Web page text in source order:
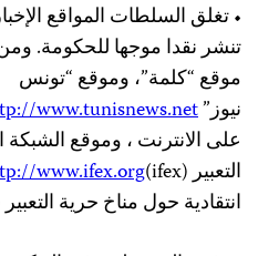
• تغلق السلطات المواقع
تنشر نقدا موجها للحكومة.
موقع “كلمة”، وموقع “تونس
نيوز”www.tunisnews.net/
على الانترنت ، وموقع الشبكة
التعبير (ifex)
www.ifex.org
انتقادية حول مناخ حرية